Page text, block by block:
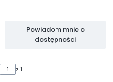
Powiadom mnie o
dostępności
z 1